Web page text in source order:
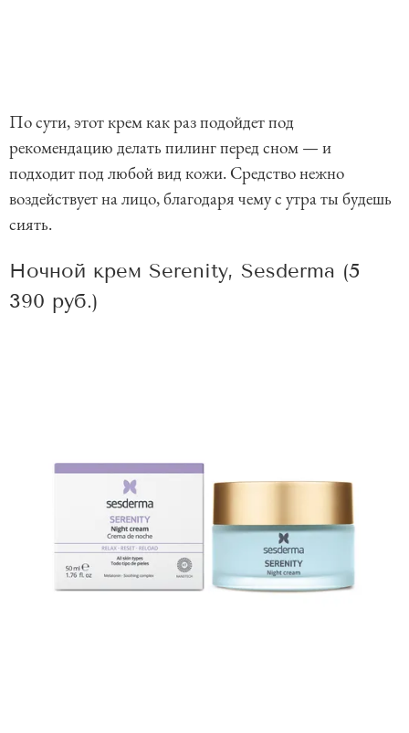
По сути, этот крем как раз подойдет под
рекомендацию делать пилинг перед сном — и
подходит под любой вид кожи. Средство нежно
воздействует на лицо, благодаря чему с утра ты будешь
сиять.
Ночной крем Serenity, Sesderma (5
390 руб.)